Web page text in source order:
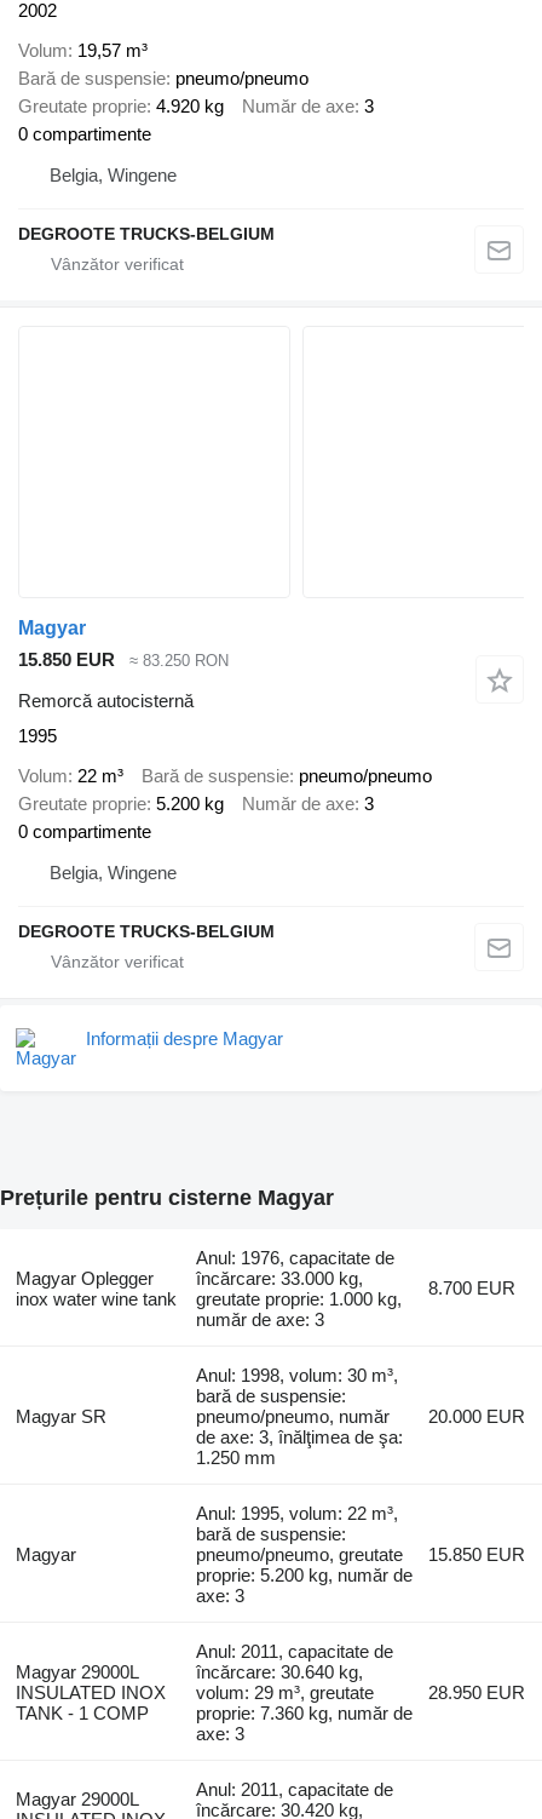
2002
Volum 19,57 m³
Bară de suspensie pneumo/pneumo
Greutate proprie 4.920 kg Număr de axe 3
0 compartimente
Belgia, Wingene
DEGROOTE TRUCKS-BELGIUM
Magyar
15.850 EUR
≈ 83.250 RON
Remorcă autocisternă
1995
Volum 22 m³ Bară de suspensie pneumo/pneumo
Greutate proprie 5.200 kg Număr de axe 3
0 compartimente
Belgia, Wingene
DEGROOTE TRUCKS-BELGIUM
Informații despre Magyar
Prețurile pentru cisterne Magyar
Magyar Oplegger
inox water wine tank
Anul: 1976, capacitate de
încărcare: 33.000 kg,
greutate proprie: 1.000 kg,
număr de axe: 3
8.700 EUR
Magyar SR
Anul: 1998, volum: 30 m³,
bară de suspensie:
pneumo/pneumo, număr
de axe: 3, înălţimea de şa:
1.250 mm
20.000 EUR
Magyar
Anul: 1995, volum: 22 m³,
bară de suspensie:
pneumo/pneumo, greutate
proprie: 5.200 kg, număr de
axe: 3
15.850 EUR
Magyar 29000L
INSULATED INOX
TANK - 1 COMP
Anul: 2011, capacitate de
încărcare: 30.640 kg,
volum: 29 m³, greutate
proprie: 7.360 kg, număr de
axe: 3
28.950 EUR
Magyar 29000L
Anul: 2011, capacitate de
încărcare: 30.420 kg,